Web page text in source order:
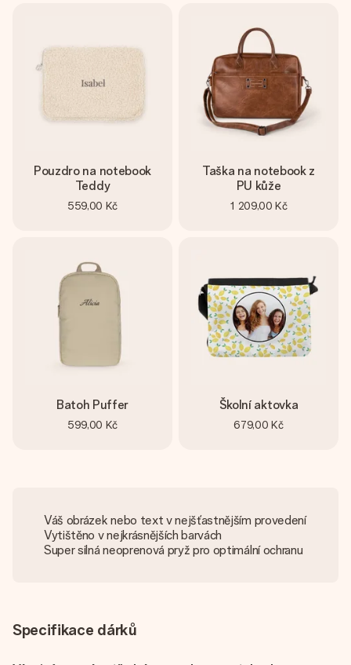
Pouzdro na notebook
Teddy
559,00 Kč
Taška na notebook z
PU kůže
1 209,00 Kč
Batoh Puffer
599,00 Kč
Školní aktovka
679,00 Kč
Váš obrázek nebo text v nejšťastnějším provedení
Vytištěno v nejkrásnějších barvách
Super silná neoprenová pryž pro optimální ochranu
Specifikace dárků